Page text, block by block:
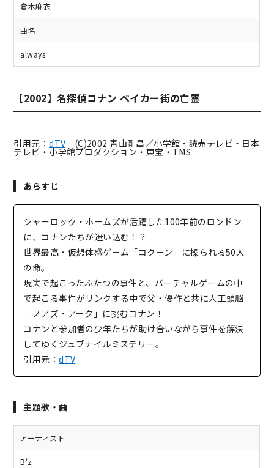
倉木麻衣
曲名
always
【2002】名探偵コナン ベイカー街の亡霊
引用元：dTV ｜(C)2002 青山剛昌／小学館・読売テレビ・日本
テレビ・小学館プロダクション・東宝・TMS
あらすじ
シャーロック・ホームズが活躍した100年前のロンドン
に、コナンたちが迷い込む！？
世界最高・仮想体感ゲーム「コクーン」に操られる50人
の命。
現実で起こったふたつの事件と、バーチャルゲームの中
で起こる事件がリンクする中で父・優作と共に人工頭脳
「ノアズ・アーク」に挑むコナン！
コナンと参加者の少年たちが助け合いながら事件を解決
してゆくジュブナイルミステリー。
引用元：dTV
主題歌・曲
アーティスト
B'z